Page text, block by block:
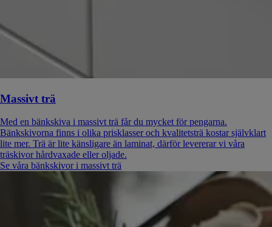
Massivt trä
Med en bänkskiva i massivt trä får du mycket för pengarna.
Bänkskivorna finns i olika prisklasser och kvalitetsträ kostar självklart
lite mer. Trä är lite känsligare än laminat, därför levererar vi våra
träskivor hårdvaxade eller oljade.
Se våra bänkskivor i massivt trä